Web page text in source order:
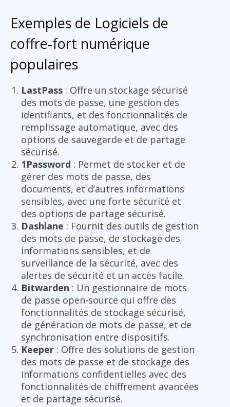
Exemples de Logiciels de
coffre-fort numérique
populaires
LastPass : Offre un stockage sécurisé
des mots de passe, une gestion des
identifiants, et des fonctionnalités de
remplissage automatique, avec des
options de sauvegarde et de partage
sécurisé.
1Password : Permet de stocker et de
gérer des mots de passe, des
documents, et d’autres informations
sensibles, avec une forte sécurité et
des options de partage sécurisé.
Dashlane : Fournit des outils de gestion
des mots de passe, de stockage des
informations sensibles, et de
surveillance de la sécurité, avec des
alertes de sécurité et un accès facile.
Bitwarden : Un gestionnaire de mots
de passe open-source qui offre des
fonctionnalités de stockage sécurisé,
de génération de mots de passe, et de
synchronisation entre dispositifs.
Keeper : Offre des solutions de gestion
des mots de passe et de stockage des
informations confidentielles avec des
fonctionnalités de chiffrement avancées
et de partage sécurisé.